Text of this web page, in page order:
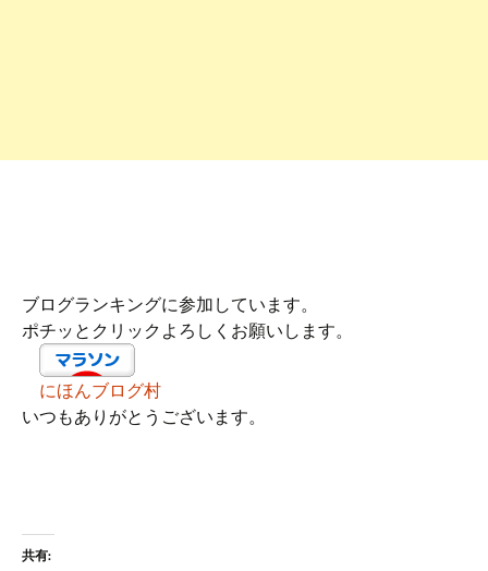
ブログランキングに参加しています。
ポチッとクリックよろしくお願いします。
にほんブログ村
いつもありがとうございます。
共有: